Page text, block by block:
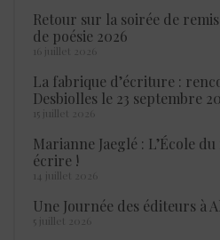
Retour sur la soirée de
de poésie 2026
16 juillet 2026
La fabrique d’écriture :
Desbiolles le 23 septembre
15 juillet 2026
Marianne Jaeglé : L’École
écrire !
14 juillet 2026
Une Journée des éditeurs à
5 juillet 2026